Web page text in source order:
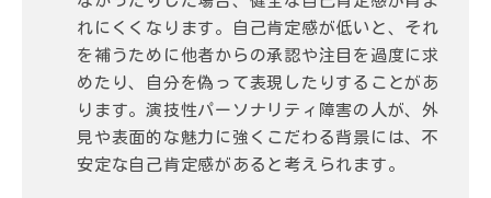
れにくくなります。自己肯定感が低いと、それ
を補うために他者からの承認や注目を過度に求
めたり、自分を偽って表現したりすることがあ
ります。演技性パーソナリティ障害の人が、外
見や表面的な魅力に強くこだわる背景には、不
安定な自己肯定感があると考えられます。